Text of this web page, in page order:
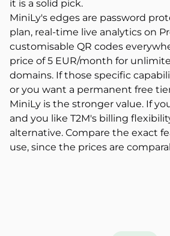
it is a solid pick.
MiniLy's edges are password
plan, real-time live analytics on
customisable QR codes
price of 5 EUR/month for
domains. If those specific
or you want a permanent free
MiniLy is the stronger value. If
and you like T2M's billing
alternative. Compare the exact
use, since the prices are